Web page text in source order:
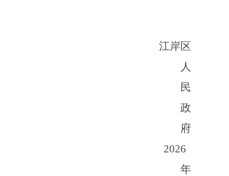
江岸区
人
民
政
府
2026
年